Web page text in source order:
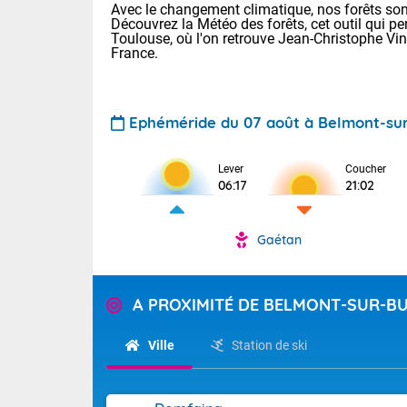
Pour la
Tendance
Avec le changement climatique, nos forêts
Découvrez la Météo des forêts, cet outil qui
Toulouse, où l'on retrouve Jean-Christophe
France.
Ephéméride du 07 août à Belmont-
Lever
06:17
Coucher
21:02
Gaétan
A PROXIMITÉ DE BELMONT-SUR-
Ville Station de ski
Voici les
28 Lyon :
: 27 Nancy :
31 Lille : 26
Demain :
Calme,
alors que la